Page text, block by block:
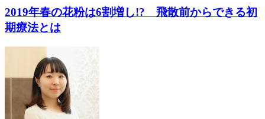
2019年春の花粉は6割増し!? 飛散前からできる初
期療法とは